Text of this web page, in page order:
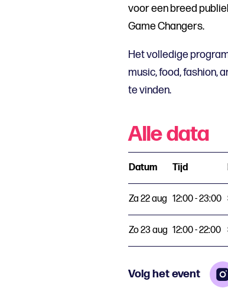
voor een breed
Game Changers.
Het volledige
music, food, fashion,
te vinden.
Alle data
Datum Tijd
Za 22 aug 12:00 - 23:00
Zo 23 aug 12:00 - 22:00
Volg het event